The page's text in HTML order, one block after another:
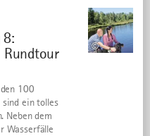
8:
Rundtour
©
100
sind ein tolles
Neben dem
Wasserfälle